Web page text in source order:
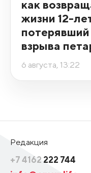
как
жизни 12-
потерявший
взрыва
6 августа, 13:22
Редакция
+7 4162 222 744